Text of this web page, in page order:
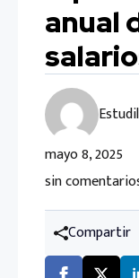
anual
mayo 8, 2025
sin
Compartir